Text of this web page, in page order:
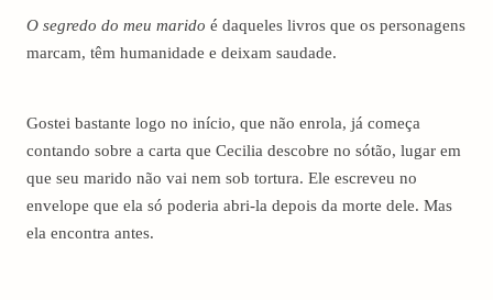
O segredo do meu marido é daqueles livros que os personagens
marcam, têm humanidade e deixam saudade.
Gostei bastante logo no início, que não enrola, já começa
contando sobre a carta que Cecilia descobre no sótão, lugar em
que seu marido não vai nem sob tortura. Ele escreveu no
envelope que ela só poderia abri-la depois da morte dele. Mas
ela encontra antes.